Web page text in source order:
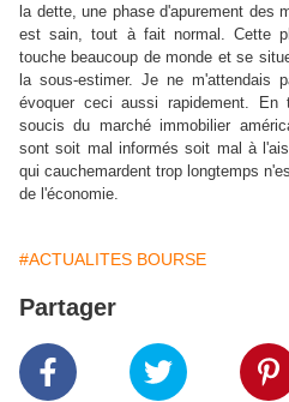
la dette, une phase d'apurement des
est sain, tout à fait normal. Cette
touche beaucoup de monde et se
la sous-estimer. Je ne m'attendais
évoquer ceci aussi rapidement.
soucis du marché immobilier
sont soit mal informés soit mal à
qui cauchemardent trop longtemps
de l'économie.
#ACTUALITES BOURSE
Partager